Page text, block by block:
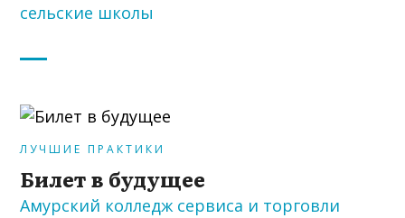
сельские школы
ЛУЧШИЕ ПРАКТИКИ
Билет в будущее
Амурский колледж сервиса и торговли